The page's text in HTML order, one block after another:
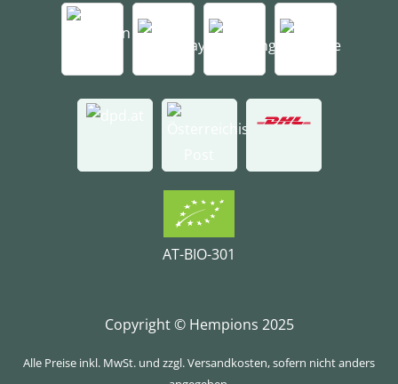
AT-BIO-301
Copyright © Hempions 2025
Alle Preise inkl. MwSt. und zzgl. Versandkosten, sofern nicht anders